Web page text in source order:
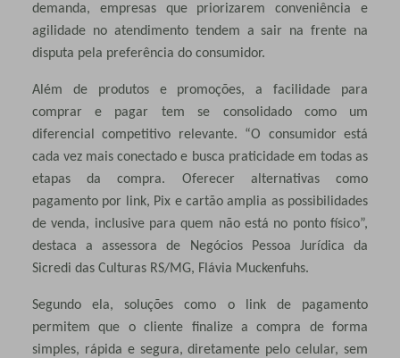
demanda, empresas que priorizarem conveniência e
agilidade no atendimento tendem a sair na frente na
disputa pela preferência do consumidor.
Além de produtos e promoções, a facilidade para
comprar e pagar tem se consolidado como um
diferencial competitivo relevante. “O consumidor está
cada vez mais conectado e busca praticidade em todas as
etapas da compra. Oferecer alternativas como
pagamento por link, Pix e cartão amplia as possibilidades
de venda, inclusive para quem não está no ponto físico”,
destaca a assessora de Negócios Pessoa Jurídica da
Sicredi das Culturas RS/MG, Flávia Muckenfuhs.
Segundo ela, soluções como o link de pagamento
permitem que o cliente finalize a compra de forma
simples, rápida e segura, diretamente pelo celular, sem